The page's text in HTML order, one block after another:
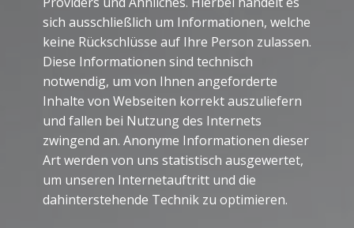
sich ausschließlich um Informationen, welche
keine Rückschlüsse auf Ihre Person zulassen.
Diese Informationen sind technisch
notwendig, um von Ihnen angeforderte
Inhalte von Webseiten korrekt auszuliefern
und fallen bei Nutzung des Internets
zwingend an. Anonyme Informationen dieser
Art werden von uns statistisch ausgewertet,
um unseren Internetauftritt und die
dahinterstehende Technik zu optimieren.